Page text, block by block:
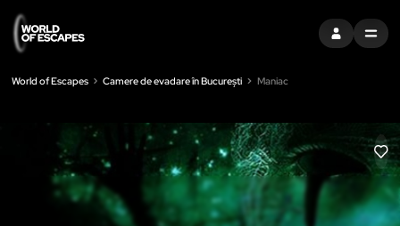
CONECTAȚI-
MENU
World of Escapes Camere de evadare în București Maniac
LIKE